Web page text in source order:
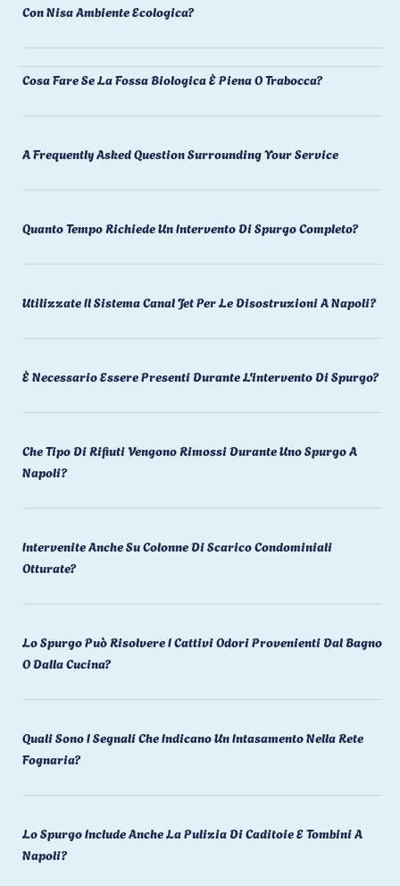
Con Nisa Ambiente Ecologica?
Cosa Fare Se La Fossa Biologica È Piena O Trabocca?
A Frequently Asked Question Surrounding Your Service
Quanto Tempo Richiede Un Intervento Di Spurgo Completo?
Utilizzate Il Sistema Canal Jet Per Le Disostruzioni A Napoli?
È Necessario Essere Presenti Durante L'intervento Di Spurgo?
Che Tipo Di Rifiuti Vengono Rimossi Durante Uno Spurgo A
Napoli?
Intervenite Anche Su Colonne Di Scarico Condominiali
Otturate?
Lo Spurgo Può Risolvere I Cattivi Odori Provenienti Dal Bagno
O Dalla Cucina?
Quali Sono I Segnali Che Indicano Un Intasamento Nella Rete
Fognaria?
Lo Spurgo Include Anche La Pulizia Di Caditoie E Tombini A
Napoli?